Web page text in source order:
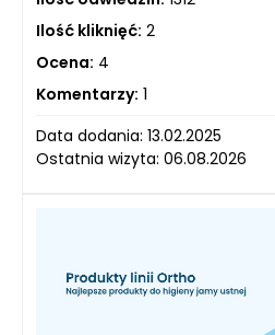
Ilość kliknięć: 2
Ocena: 4
Komentarzy: 1
Data dodania: 13.02.2025
Ostatnia wizyta: 06.08.2026